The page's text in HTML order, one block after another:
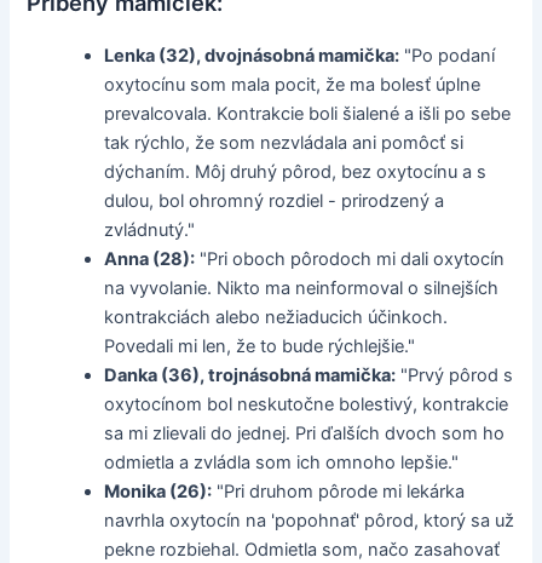
Lenka (32), dvojnásobná mamička: "Po podaní
oxytocínu som mala pocit, že ma bolesť úplne
prevalcovala. Kontrakcie boli šialené a išli po sebe
tak rýchlo, že som nezvládala ani pomôcť si
dýchaním. Môj druhý pôrod, bez oxytocínu a s
dulou, bol ohromný rozdiel - prirodzený a
zvládnutý."
Anna (28): "Pri oboch pôrodoch mi dali oxytocín
na vyvolanie. Nikto ma neinformoval o silnejších
kontrakciách alebo nežiaducich účinkoch.
Povedali mi len, že to bude rýchlejšie."
Danka (36), trojnásobná mamička: "Prvý pôrod s
oxytocínom bol neskutočne bolestivý, kontrakcie
sa mi zlievali do jednej. Pri ďalších dvoch som ho
odmietla a zvládla som ich omnoho lepšie."
Monika (26): "Pri druhom pôrode mi lekárka
navrhla oxytocín na 'popohnať' pôrod, ktorý sa už
pekne rozbiehal. Odmietla som, načo zasahovať